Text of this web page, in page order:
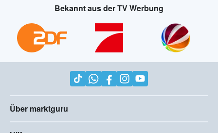
Bekannt aus der TV Werbung
Über marktguru